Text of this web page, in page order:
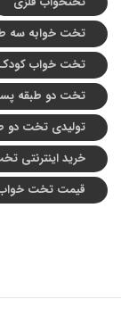
تخت خوابه سه
تخت خواب
تخت دو طبقه
تولیدی تخت دو
خرید اینترنتی
قیمت تخت خواب